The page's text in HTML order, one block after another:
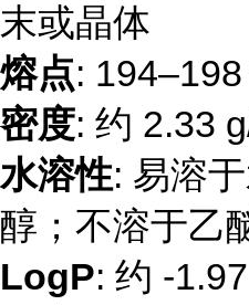
末或晶体
熔点: 194–198
密度: 约 2.33
水溶性: 易溶
醇；不溶于乙
LogP: 约 -